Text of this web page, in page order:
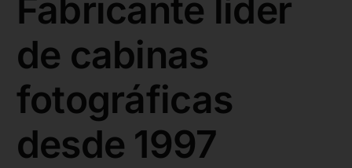
Fabricante líder
de cabinas
fotográficas
desde 1997